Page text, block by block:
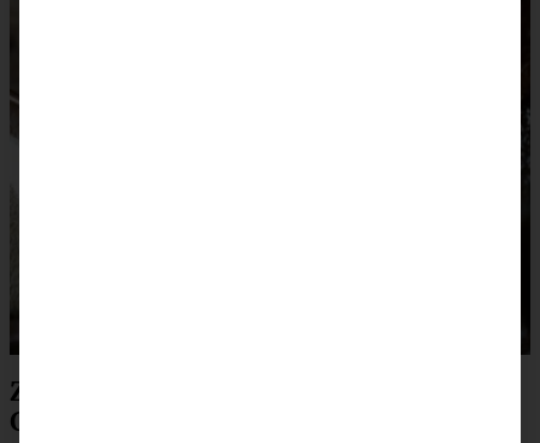
Zutaten französischer Apfelkuchen –
Gateaux invisible aux pommes